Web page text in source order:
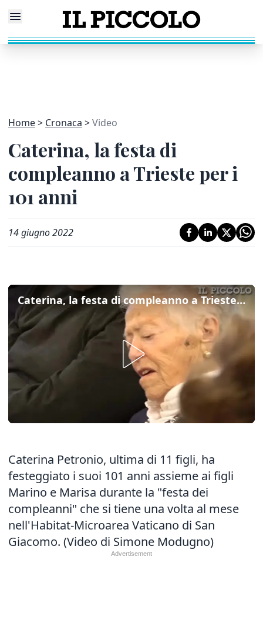
Home Cronaca Video
Caterina, la festa di
compleanno a Trieste per i
101 anni
14 giugno 2022
Caterina, la festa di compleanno a Trieste per i 101 anni
Caterina Petronio, ultima di 11 figli, ha
festeggiato i suoi 101 anni assieme ai figli
Marino e Marisa durante la "festa dei
compleanni" che si tiene una volta al mese
nell'Habitat-Microarea Vaticano di San
Giacomo. (Video di Simone Modugno)